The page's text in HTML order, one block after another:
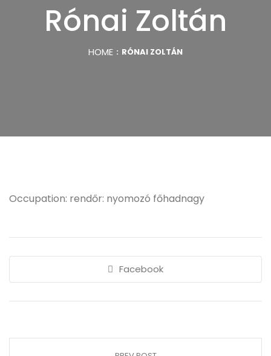
Rónai Zoltán
HOME RÓNAI ZOLTÁN
Occupation: rendőr: nyomozó főhadnagy
Facebook